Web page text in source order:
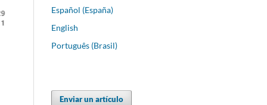
Español (España)
English
Português (Brasil)
Enviar un artículo